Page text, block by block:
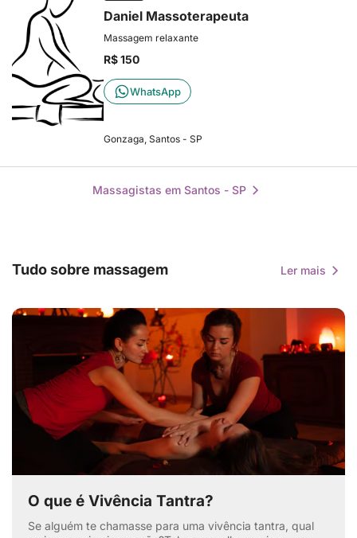
Daniel Massoterapeuta
Massagem relaxante
R$ 150
WhatsApp
Gonzaga, Santos - SP
Massagistas em Santos - SP
Tudo sobre massagem Ler mais
O que é Vivência Tantra?
Se alguém te chamasse para uma vivência tantra, qual